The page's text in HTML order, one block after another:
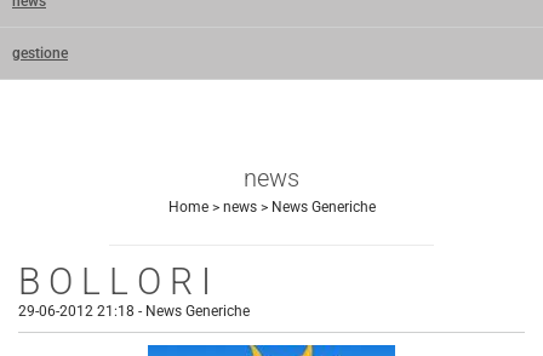
gestione
news
Home> news> News Generiche
B O L L O R I
29-06-2012 21:18 - News Generiche